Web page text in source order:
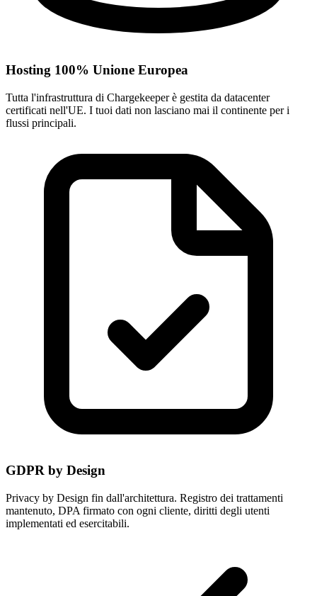
Hosting 100% Unione Europea
Tutta l'infrastruttura di Chargekeeper è gestita da datacenter
certificati nell'UE. I tuoi dati non lasciano mai il continente per i
flussi principali.
GDPR by Design
Privacy by Design fin dall'architettura. Registro dei trattamenti
mantenuto, DPA firmato con ogni cliente, diritti degli utenti
implementati ed esercitabili.